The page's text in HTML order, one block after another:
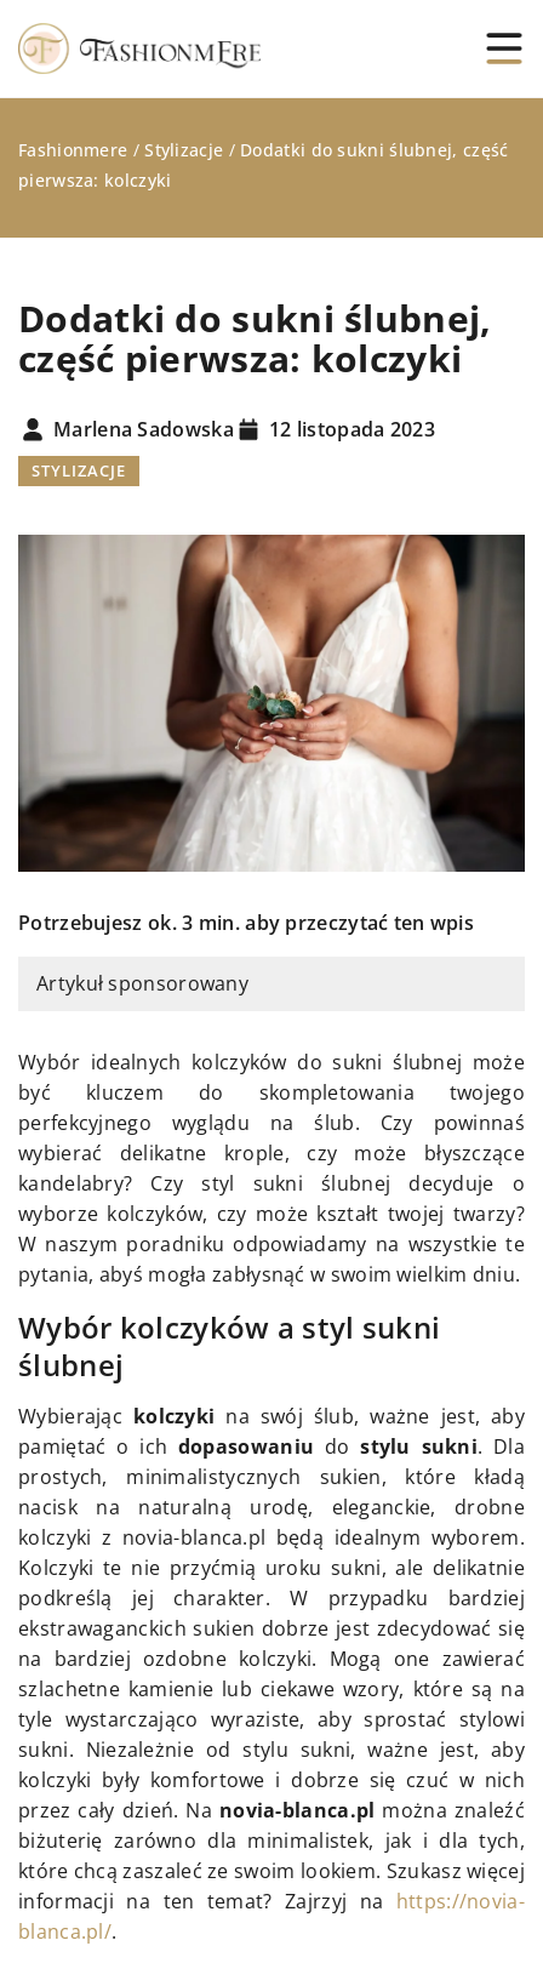
Fashionmere /Stylizacje / Dodatki do sukni ślubnej, część
pierwsza: kolczyki
Dodatki do sukni ślubnej,
część pierwsza: kolczyki
Marlena Sadowska 12 listopada 2023
STYLIZACJE
Potrzebujesz ok. 3 min. aby przeczytać ten wpis
Artykuł sponsorowany
Wybór idealnych kolczyków do sukni ślubnej może
być kluczem do skompletowania twojego
perfekcyjnego wyglądu na ślub. Czy powinnaś
wybierać delikatne krople, czy może błyszczące
kandelabry? Czy styl sukni ślubnej decyduje o
wyborze kolczyków, czy może kształt twojej twarzy?
W naszym poradniku odpowiadamy na wszystkie te
pytania, abyś mogła zabłysnąć w swoim wielkim dniu.
Wybór kolczyków a styl sukni
ślubnej
Wybierając kolczyki na swój ślub, ważne jest, aby
pamiętać o ich dopasowaniu dostylu sukni. Dla
prostych, minimalistycznych sukien, które kładą
nacisk na naturalną urodę, eleganckie, drobne
kolczyki z novia-blanca.pl będą idealnym wyborem.
Kolczyki te nie przyćmią uroku sukni, ale delikatnie
podkreślą jej charakter. W przypadku bardziej
ekstrawaganckich sukien dobrze jest zdecydować się
na bardziej ozdobne kolczyki. Mogą one zawierać
szlachetne kamienie lub ciekawe wzory, które są na
tyle wystarczająco wyraziste, aby sprostać stylowi
sukni. Niezależnie od stylu sukni, ważne jest, aby
kolczyki były komfortowe i dobrze się czuć w nich
przez cały dzień. Na novia-blanca.pl można znaleźć
biżuterię zarówno dla minimalistek, jak i dla tych,
które chcą zaszaleć ze swoim lookiem. Szukasz więcej
informacji na ten temat? Zajrzyj na https://novia-
blanca.pl/.